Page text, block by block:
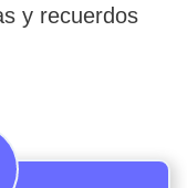
y recuerdos